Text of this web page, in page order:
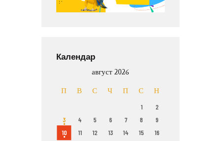
Календар
август 2026
П В С Ч П С Н
1
2
3
4 5 6 7 8
9
10
11 12 13 14 15
16